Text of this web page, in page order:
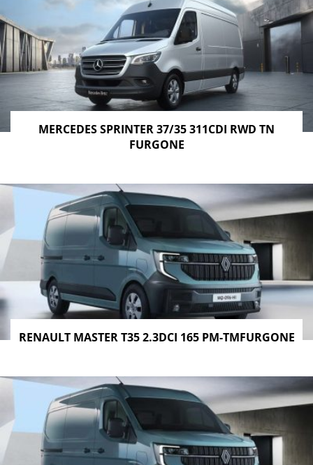
MERCEDES SPRINTER 37/35 311CDI RWD TN
FURGONE
RENAULT MASTER T35 2.3DCI 165 PM-TMFURGONE